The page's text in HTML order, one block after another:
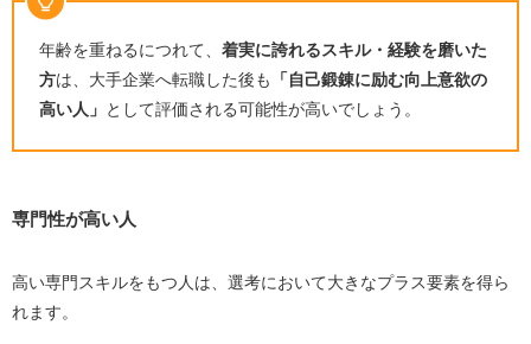
年齢を重ねるにつれて、 着実に誇れるスキル・経験を磨いた
方は、大手企業へ転職した後も
「自己鍛錬に励む向上意欲の
高い人」 として評価される可能性が高いでしょう。
専門性が高い人
高い専門スキルをもつ人は、選考において大きなプラス要素を得ら
れます。